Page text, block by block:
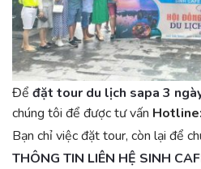
Để đặt tour du lịch sapa 3
chúng tôi để được tư vấn Hotline:
Bạn chỉ việc đặt tour, còn lại để
THÔNG TIN LIÊN HỆ SINH